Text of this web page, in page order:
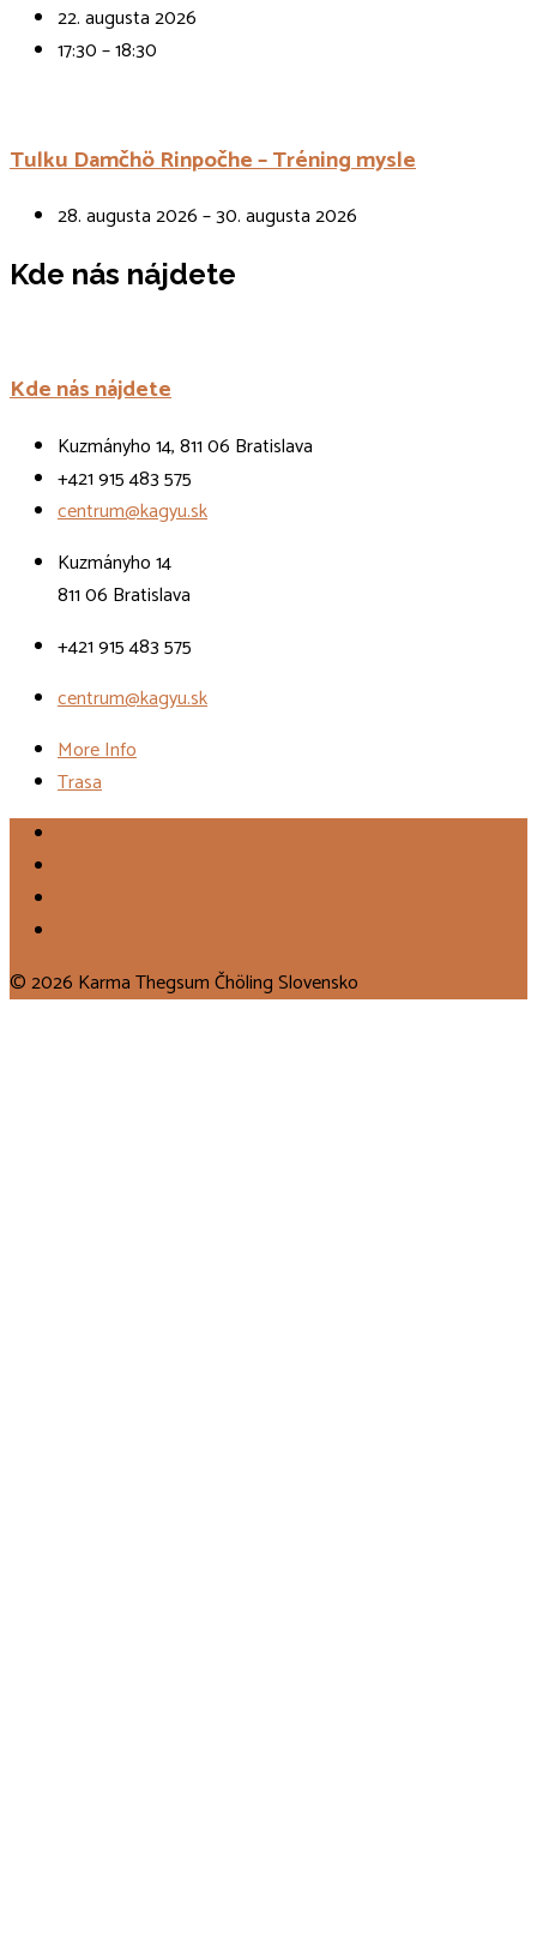
22. augusta 2026
17:30 – 18:30
Tulku Damčhö Rinpočhe – Tréning mysle
28. augusta 2026 – 30. augusta 2026
Kde nás nájdete
Kde nás nájdete
Kuzmányho 14, 811 06 Bratislava
+421 915 483 575
centrum@kagyu.sk
Kuzmányho 14
811 06 Bratislava
+421 915 483 575
centrum@kagyu.sk
More Info
Trasa
© 2026 Karma Thegsum Čhöling Slovensko